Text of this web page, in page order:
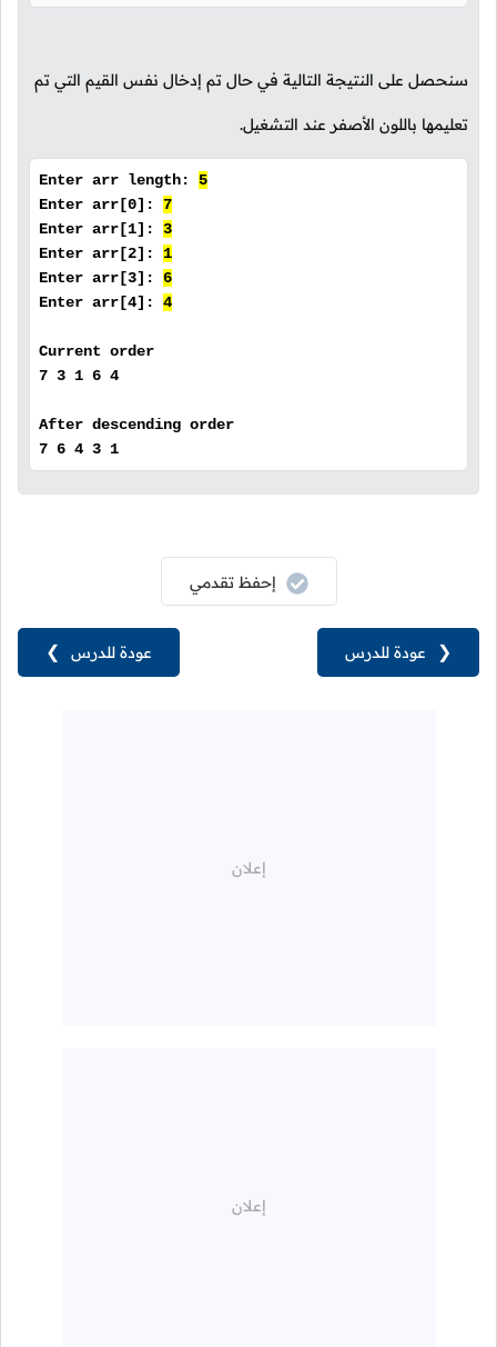
سنحصل على النتيجة التالية في حال تم إدخال نفس القيم التي تم
تعليمها باللون الأصفر عند التشغيل.
Enter arr length: 5
Enter arr[0]: 7
Enter arr[1]: 3
Enter arr[2]: 1
Enter arr[3]: 6
Enter arr[4]: 4
Current order
7 3 1 6 4
After descending order
7 6 4 3 1
عودة للدرس ❯
إحفظ تقدمي
❮ عودة للدرس